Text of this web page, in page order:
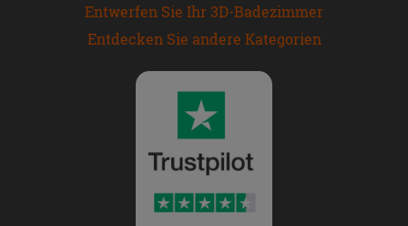
Entwerfen Sie Ihr 3D-Badezimmer
Entdecken Sie andere Kategorien